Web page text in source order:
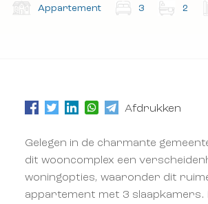
Appartement 3 2
Afdrukken
Gelegen in de charmante
dit wooncomplex een
woningopties, waaronder dit
appartement met 3 slaapkamers.